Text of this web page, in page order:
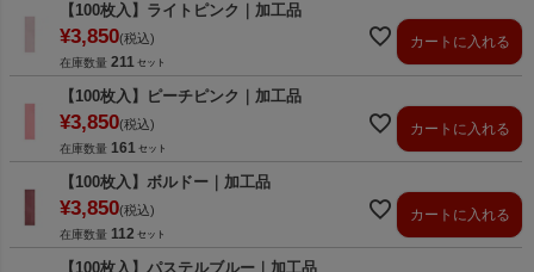
【100枚入】ライトピンク｜加工品
¥3,850 税込
在庫数量 211
カートに入れる
【100枚入】ピーチピンク｜加工品
¥3,850 税込
在庫数量 161
カートに入れる
【100枚入】ボルドー｜加工品
¥3,850 税込
在庫数量 112
カートに入れる
【100枚入】パステルブルー｜加工品